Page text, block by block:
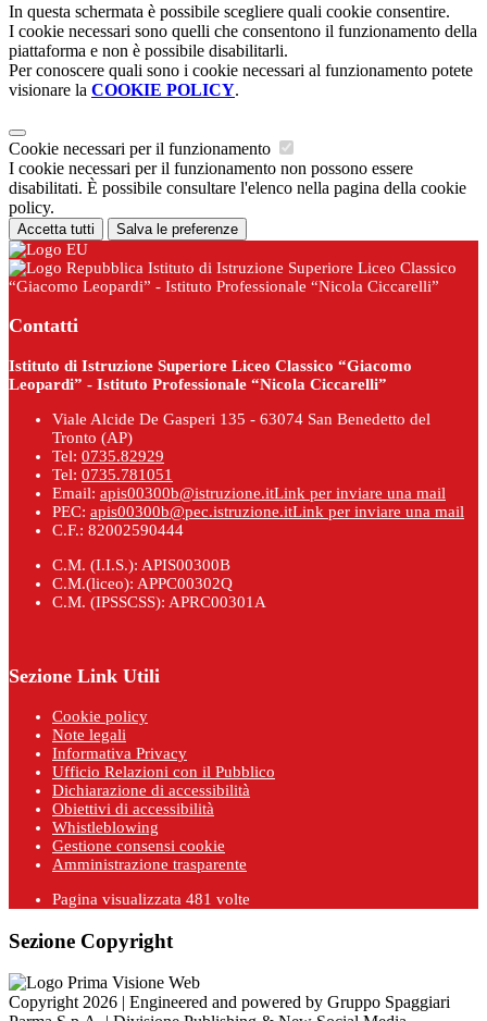
In questa schermata è possibile scegliere quali cookie consentire.
I cookie necessari sono quelli che consentono il funzionamento della
piattaforma e non è possibile disabilitarli.
Per conoscere quali sono i cookie necessari al funzionamento potete
visionare la COOKIE POLICY.
Cookie necessari per il funzionamento
I cookie necessari per il funzionamento non possono essere
disabilitati. È possibile consultare l'elenco nella pagina della cookie
policy.
Accetta tutti Salva le preferenze
Istituto di Istruzione Superiore Liceo Classico
“Giacomo Leopardi” - Istituto Professionale “Nicola Ciccarelli”
Contatti
Istituto di Istruzione Superiore Liceo Classico “Giacomo
Leopardi” - Istituto Professionale “Nicola Ciccarelli”
Viale Alcide De Gasperi 135 - 63074 San Benedetto del
Tronto (AP)
Tel: 0735.82929
Tel: 0735.781051
Email: apis00300b@istruzione.itLink per inviare una mail
PEC: apis00300b@pec.istruzione.itLink per inviare una mail
C.F.: 82002590444
C.M. (I.I.S.): APIS00300B
C.M.(liceo): APPC00302Q
C.M. (IPSSCSS): APRC00301A
Sezione Link Utili
Cookie policy
Note legali
Informativa Privacy
Ufficio Relazioni con il Pubblico
Dichiarazione di accessibilità
Obiettivi di accessibilità
Whistleblowing
Gestione consensi cookie
Amministrazione trasparente
Pagina visualizzata 481 volte
Sezione Copyright
Copyright 2026 | Engineered and powered by Gruppo Spaggiari